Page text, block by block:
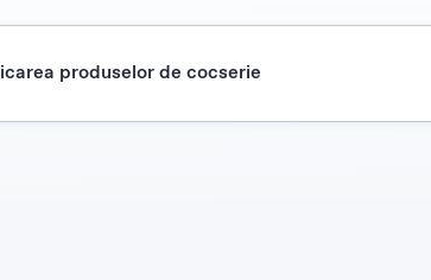
produselor de cocserie